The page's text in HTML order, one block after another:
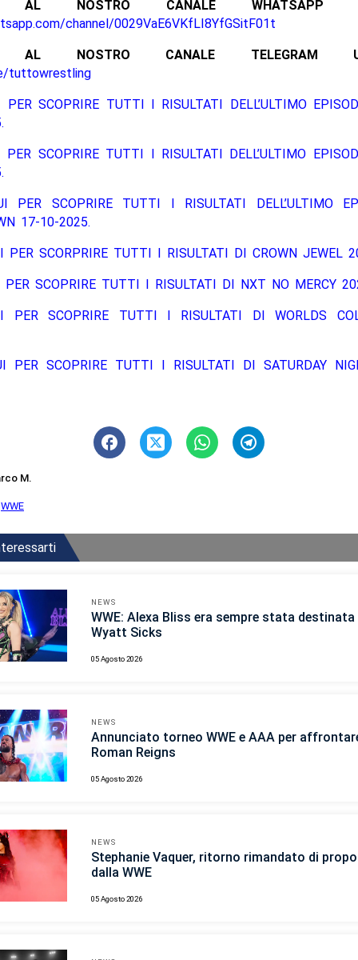
AL NOSTRO CANALE WHATSAPP
channel/0029VaE6VKfLI8YfGSitF01t
AL NOSTRO CANALE TELEGRAM
tuttowrestling
PER SCOPRIRE TUTTI I RISULTATI DELL’ULTIMO
PER SCOPRIRE TUTTI I RISULTATI DELL’ULTIMO
PER SCOPRIRE TUTTI I RISULTATI DELL’ULTIMO
17-10-2025.
PER SCORPRIRE TUTTI I RISULTATI DI CROWN JEWEL
PER SCOPRIRE TUTTI I RISULTATI DI NXT NO MERCY
PER SCOPRIRE TUTTI I RISULTATI DI WORLDS
PER SCOPRIRE TUTTI I RISULTATI DI SATURDAY
M.
WWE
NEWS
WWE: Alexa Bliss era sempre stata destinata
Wyatt Sicks
05 Agosto 2026
NEWS
Annunciato torneo WWE e AAA per
Roman Reigns
05 Agosto 2026
NEWS
Stephanie Vaquer, ritorno rimandato di
dalla WWE
05 Agosto 2026